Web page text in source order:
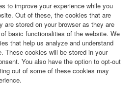
to improve your experience while you
Out of these, the cookies that are
are stored on your browser as they are
basic functionalities of the website. We
that help us analyze and understand
These cookies will be stored in your
You also have the option to opt-out
out of some of these cookies may